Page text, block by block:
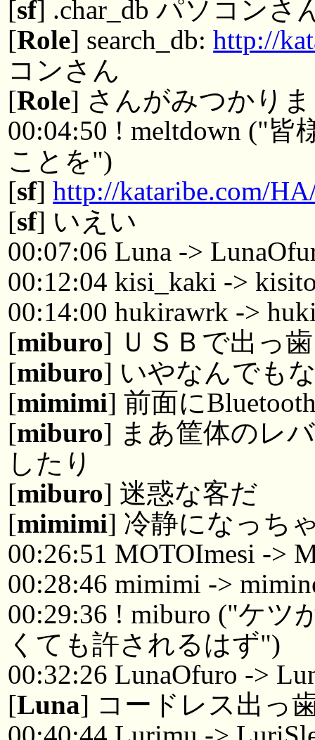
[sf] .char_db パソコンさ
[Role] search_db:http://
コンさん
[Role] さんがみつかり
00:04:50 ! meltdown ("
ことを")
[sf]http://kataribe.com/
[sf] いえい
00:07:06 Luna ->
00:12:04 kisi_kaki ->
00:14:00 hukirawrk ->
[miburo] ＵＳＢで出っ
[miburo] いやなんでも
[mimimi] 前面に
[miburo] まあ筐体のレ
したり
[miburo] 迷惑な客だ
[mimimi] 冷静になっち
00:26:51 MOTOImesi ->
00:28:46 mimimi ->
00:29:36 ! miburo ("ケ
くても許されるはず")
00:32:26 LunaOfuro ->
[Luna] コードレス出っ